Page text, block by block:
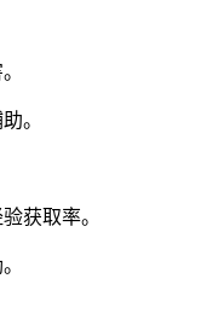
。
获取率。